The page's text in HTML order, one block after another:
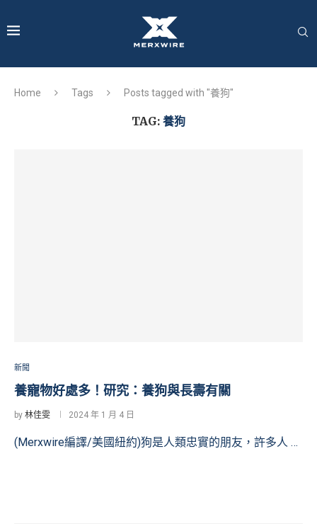
Home Tags Posts tagged with "養狗"
TAG: 養狗
新聞
養寵物好處多！研究：養狗與長壽有關
by 林佳雯 2024 年 1 月 4 日
(Merxwire編譯/美國紐約)狗是人類忠實的朋友，許多人 …